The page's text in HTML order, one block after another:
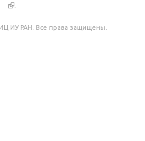
(внешняя ссылка)
.
ИУ РАН. Все права защищены.